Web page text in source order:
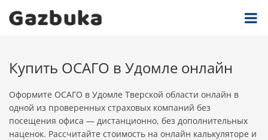
Купить ОСАГО в Удомле онлайн
Оформите ОСАГО в Удомле Тверской области онлайн в
одной из проверенных страховых компаний без
посещения офиса — дистанционно, без дополнительных
наценок. Рассчитайте стоимость на онлайн калькуляторе и